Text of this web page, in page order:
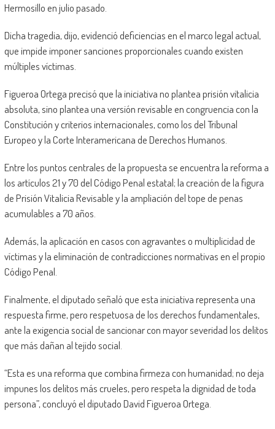
Hermosillo en julio pasado.
Dicha tragedia, dijo, evidenció deficiencias en el marco legal actual,
que impide imponer sanciones proporcionales cuando existen
múltiples víctimas.
Figueroa Ortega precisó que la iniciativa no plantea prisión vitalicia
absoluta, sino plantea una versión revisable en congruencia con la
Constitución y criterios internacionales, como los del Tribunal
Europeo y la Corte Interamericana de Derechos Humanos.
Entre los puntos centrales de la propuesta se encuentra la reforma a
los artículos 21 y 70 del Código Penal estatal; la creación de la figura
de Prisión Vitalicia Revisable y la ampliación del tope de penas
acumulables a 70 años.
Además, la aplicación en casos con agravantes o multiplicidad de
víctimas y la eliminación de contradicciones normativas en el propio
Código Penal.
Finalmente, el diputado señaló que esta iniciativa representa una
respuesta firme, pero respetuosa de los derechos fundamentales,
ante la exigencia social de sancionar con mayor severidad los delitos
que más dañan al tejido social.
“Esta es una reforma que combina firmeza con humanidad; no deja
impunes los delitos más crueles, pero respeta la dignidad de toda
persona”, concluyó el diputado David Figueroa Ortega.